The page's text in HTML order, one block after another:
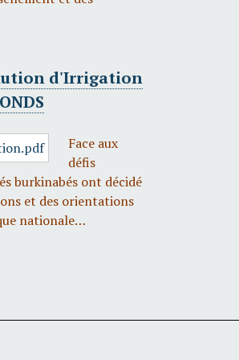
d'Irrigation
Face aux
défis
burkinabés ont décidé
et des orientations
nationale…